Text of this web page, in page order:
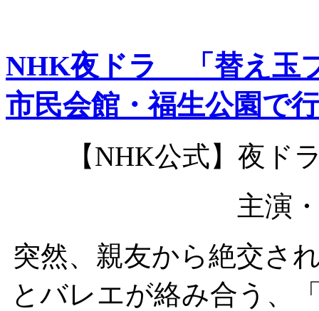
NHK夜ドラ 「替え玉
市民会館・福生公園で
【NHK公式】夜ド
主演
突然、親友から絶交さ
とバレエが絡み合う、